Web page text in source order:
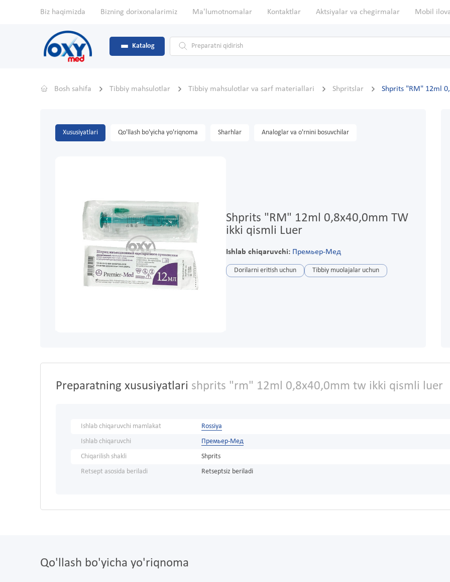
Biz haqimizda Bizning dorixonalarimiz Ma'lumotnomalar Kontaktlar Aktsiyalar va chegirmalar Mobil
Katalog
Bosh sahifa Tibbiy mahsulotlar Tibbiy mahsulotlar va sarf materiallari Shpritslar Shprits "RM" 12ml
Xususiyatlari Qo'llash bo'yicha yo'riqnoma Sharhlar Analoglar va o'rnini bosuvchilar
Shprits "RM" 12ml 0,8x40,0mm TW
ikki qismli Luer
Ishlab chiqaruvchi: Премьер-Мед
Dorilarni eritish uchun Tibbiy muolajalar uchun
Preparatning xususiyatlari shprits "rm" 12ml 0,8x40,0mm tw ikki qismli luer
Ishlab chiqaruvchi mamlakat
Rossiya
Ishlab chiqaruvchi
Премьер-Мед
Chiqarilish shakli
Shprits
Retsept asosida beriladi
Retseptsiz beriladi
Qo'llash bo'yicha yo'riqnoma